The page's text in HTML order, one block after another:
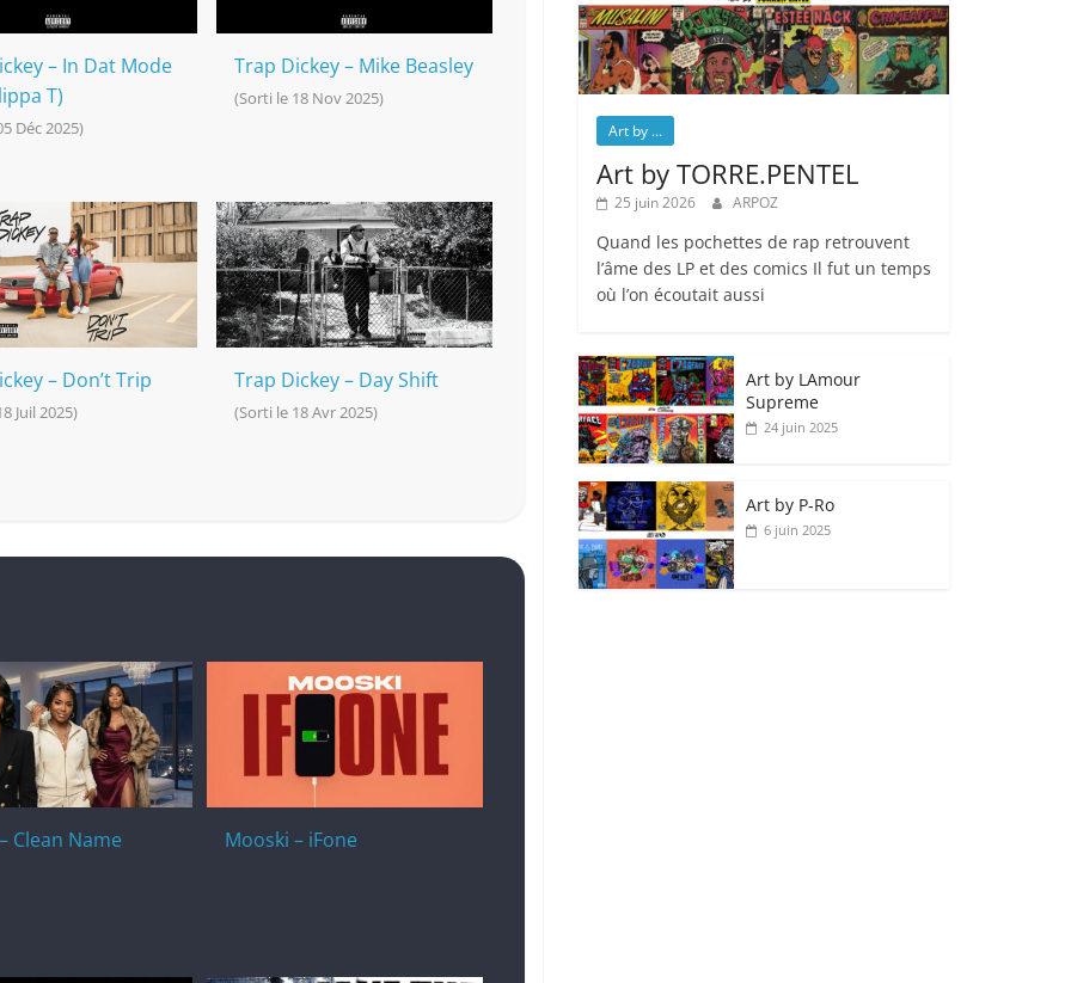
– In Dat Mode
T)
Déc 2025)
Trap Dickey – Mike Beasley
(Sorti le 18 Nov 2025)
– Don’t Trip
Juil 2025)
Trap Dickey – Day Shift
(Sorti le 18 Avr 2025)
Clean Name Mooski – iFone
Art by ...
Art by TORRE.PENTEL
25 juin 2026 ARPOZ
Quand les pochettes de rap retrouvent
l’âme des LP et des comics Il fut un temps
où l’on écoutait aussi
Art by LAmour
Supreme
24 juin 2025
Art by P‑Ro
6 juin 2025